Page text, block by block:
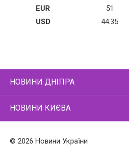
EUR
51
USD
44.35
НОВИНИ ДНІПРА
НОВИНИ КИЄВА
© 2026 Новини України